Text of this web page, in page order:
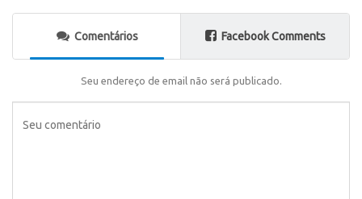
Comentários Facebook Comments
Seu endereço de email não será publicado.